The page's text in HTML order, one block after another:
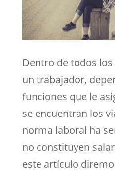
Dentro de todos
un trabajador,
funciones que le
se encuentran los
norma laboral ha
no constituyen
este artículo